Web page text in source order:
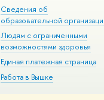
Сведения об
образовательной
Людям с ограниченными
возможностями здоровья
Единая платежная страница
Работа в Вышке